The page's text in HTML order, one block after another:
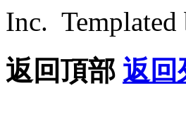
Inc.
返回頂部 返回